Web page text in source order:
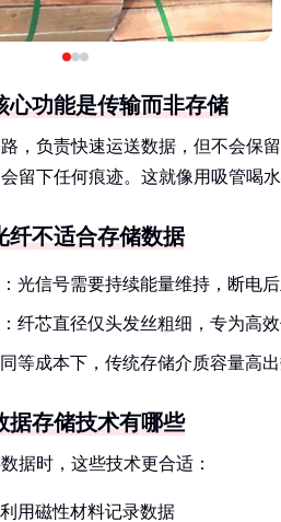
心功能是传输而非存储
，负责快速运送数据，但不会保
留下任何痕迹。这就像用吸管喝
纤不适合存储数据
：光信号需要持续能量维持，断电
：纤芯直径仅头发丝粗细，专为高
同等成本下，传统存储介质容量高
据存储技术有哪些
据时，这些技术更合适：
用磁性材料记录数据